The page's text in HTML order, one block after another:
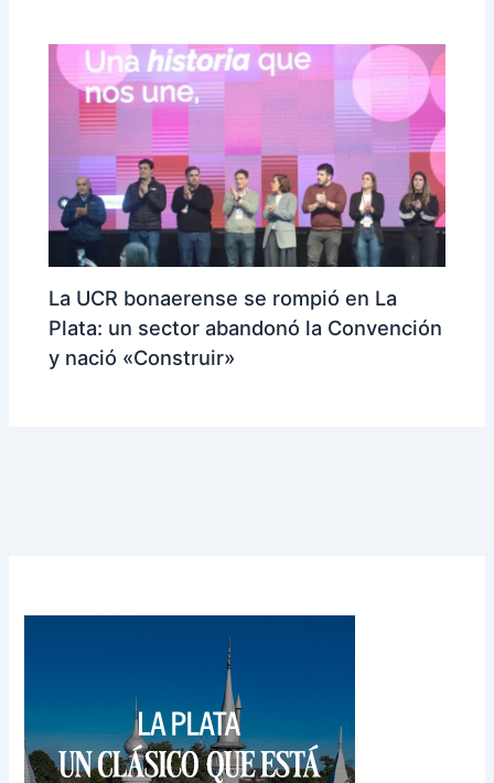
La UCR bonaerense se rompió en La
Plata: un sector abandonó la Convención
y nació «Construir»